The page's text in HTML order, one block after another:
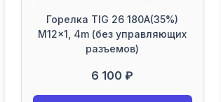
Горелка TIG 26 180A(35%)
M12x1, 4m (без управляющих
разъемов)
6 100 ₽